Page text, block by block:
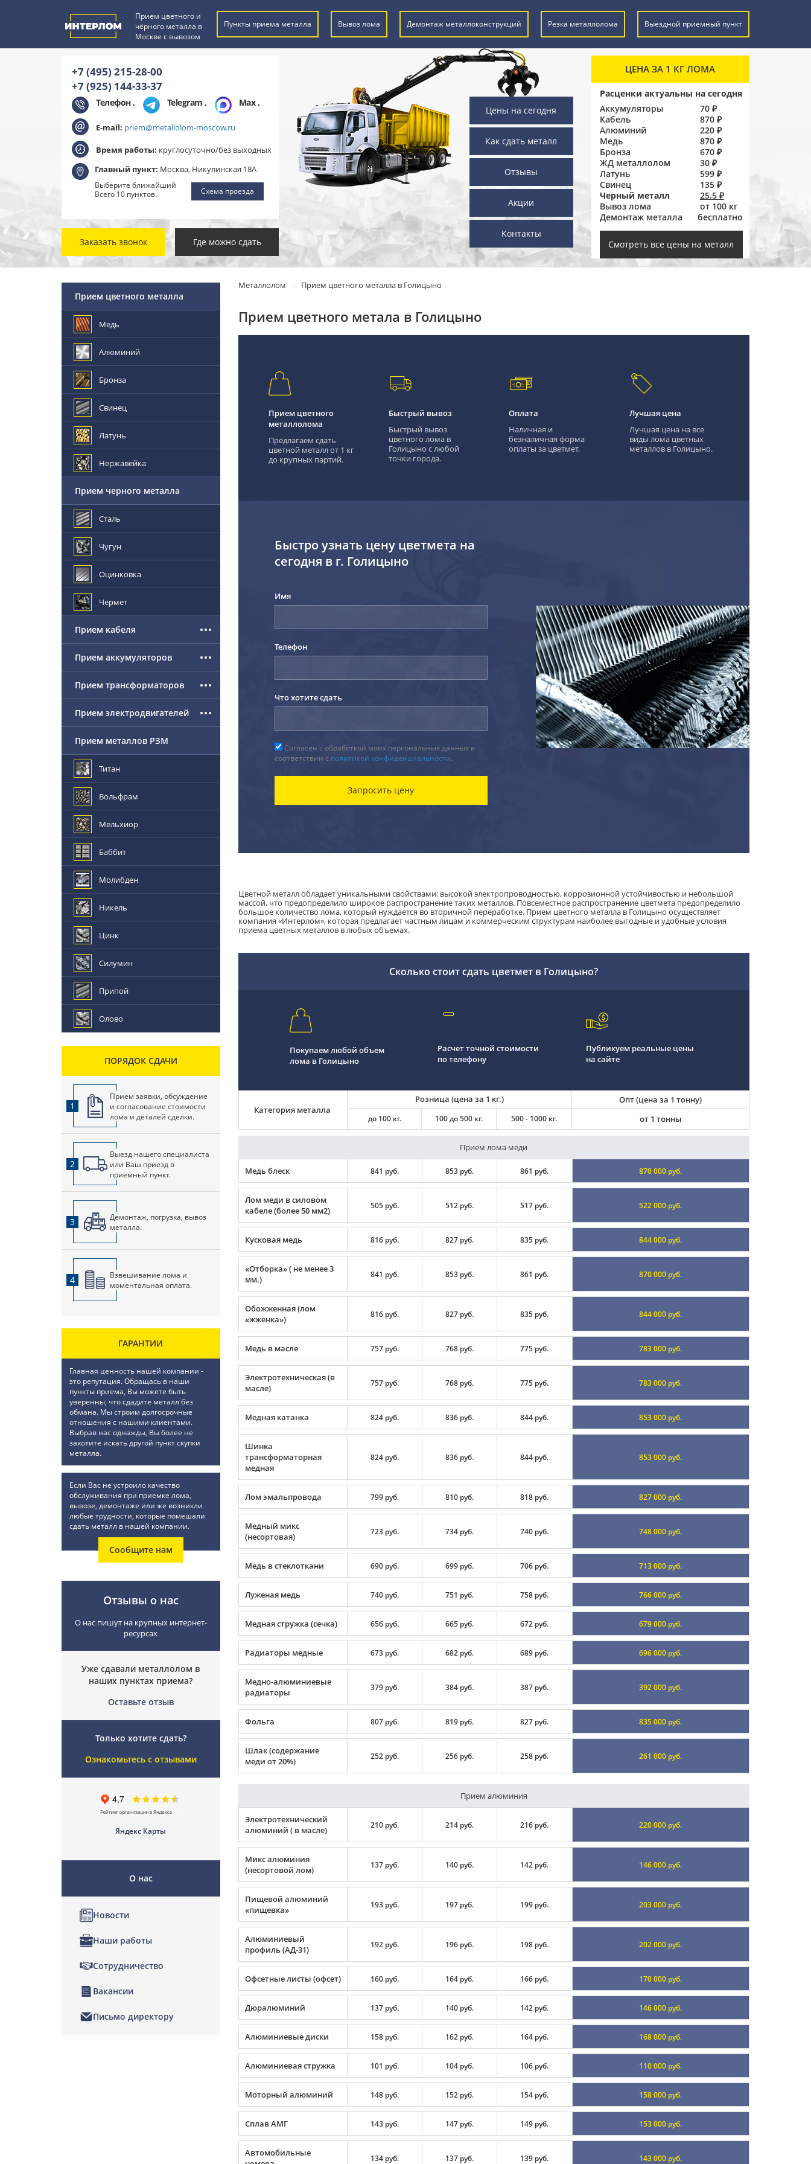
Прием цветного и
чёрного металла в
Москве с вывозом
Пункты приема металла Вывоз лома Демонтаж металлоконструкций Резка металлолома Выездной приемный пункт
+7 (495) 215-28-00
+7 (925) 144-33-37
Телефон , Telegram , Max,
E-mail: priem@metallolom-moscow.ru
Время работы: круглосуточно/без выходных
Главный пункт: Москва, Никулинская 18А
Выберите ближайший
Всего 10 пунктов.
Схема проезда
Заказать звонок Где можно сдать
ЦЕНА ЗА 1 КГ ЛОМА
Расценки актуальны на сегодня
Аккумуляторы
70 ₽
Кабель
870 ₽
Алюминий
220 ₽
Медь
870 ₽
Бронза
670 ₽
ЖД металлолом
30 ₽
Латунь
599 ₽
Свинец
135 ₽
Черный металл
25.5 ₽
Вывоз лома
от 100 кг
Демонтаж металла
бесплатно
Смотреть все цены на металл
Цены на сегодня
Как сдать металл
Отзывы
Акции
Контакты
Металлолом Прием цветного металла в Голицыно
Прием цветного метала в Голицыно
Прием цветного
металлолома
Предлагаем сдать
цветной металл от 1 кг
до крупных партий.
Быстрый вывоз
Быстрый вывоз
цветного лома в
Голицыно с любой
точки города.
Оплата
Наличная и
безналичная форма
оплаты за цветмет.
Лучшая цена
Лучшая цена на все
виды лома цветных
металлов в Голицыно.
Быстро узнать цену цветмета на
сегодня в г. Голицыно
Имя
Телефон
Что хотите сдать
Согласен с обработкой моих персональных данных в
соответствии с политикой конфиденциальности.
Цветной металл обладает уникальными свойствами: высокой электропроводностью, коррозионной устойчивостью и небольшой
массой, что предопределило широкое распространение таких металлов. Повсеместное распространение цветмета предопределило
большое количество лома, который нуждается во вторичной переработке. Прием цветного металла в Голицыно осуществляет
компания «Интерлом», которая предлагает частным лицам и коммерческим структурам наиболее выгодные и удобные условия
приема цветных металлов в любых объемах.
Сколько стоит сдать цветмет в Голицыно?
Покупаем любой объем
лома в Голицыно
Расчет точной стоимости
по телефону
Публикуем реальные цены
на сайте
Категория металла
Розница (цена за 1 кг.)
до 100 кг. 100 до 500 кг. 500 - 1000 кг.
Опт (цена за 1 тонну)
от 1 тонны
Прием лома меди
Медь блеск 841 руб. 853 руб. 861 руб. 870 000 руб.
Лом меди в силовом
кабеле (более 50 мм2)
505 руб. 512 руб. 517 руб. 522 000 руб.
Кусковая медь 816 руб. 827 руб. 835 руб. 844 000 руб.
«Отборка» ( не менее 3
мм.)
841 руб. 853 руб. 861 руб. 870 000 руб.
Обожженная (лом
«жженка»)
816 руб. 827 руб. 835 руб. 844 000 руб.
Медь в масле 757 руб. 768 руб. 775 руб. 783 000 руб.
Электротехническая (в
масле)
757 руб. 768 руб. 775 руб. 783 000 руб.
Медная катанка 824 руб. 836 руб. 844 руб. 853 000 руб.
Шинка
трансформаторная
медная
824 руб. 836 руб. 844 руб. 853 000 руб.
Лом эмальпровода 799 руб. 810 руб. 818 руб. 827 000 руб.
Медный микс
(несортовая)
723 руб. 734 руб. 740 руб. 748 000 руб.
Медь в стеклоткани 690 руб. 699 руб. 706 руб. 713 000 руб.
Луженая медь 740 руб. 751 руб. 758 руб. 766 000 руб.
Медная стружка (сечка) 656 руб. 665 руб. 672 руб. 679 000 руб.
Радиаторы медные 673 руб. 682 руб. 689 руб. 696 000 руб.
Медно-алюминиевые
радиаторы
379 руб. 384 руб. 387 руб. 392 000 руб.
Фольга 807 руб. 819 руб. 827 руб. 835 000 руб.
Шлак (содержание
меди от 20%)
252 руб. 256 руб. 258 руб. 261 000 руб.
Прием алюминия
Электротехнический
алюминий ( в масле)
210 руб. 214 руб. 216 руб. 220 000 руб.
Микс алюминия
(несортовой лом)
137 руб. 140 руб. 142 руб. 146 000 руб.
Пищевой алюминий
«пищевка»
193 руб. 197 руб. 199 руб. 203 000 руб.
Алюминиевый
профиль (АД-31)
192 руб. 196 руб. 198 руб. 202 000 руб.
Офсетные листы (офсет) 160 руб. 164 руб. 166 руб. 170 000 руб.
Дюралюминий 137 руб. 140 руб. 142 руб. 146 000 руб.
Алюминиевые диски 158 руб. 162 руб. 164 руб. 168 000 руб.
Алюминиевая стружка 101 руб. 104 руб. 106 руб. 110 000 руб.
Моторный алюминий 148 руб. 152 руб. 154 руб. 158 000 руб.
Сплав АМГ 143 руб. 147 руб. 149 руб. 153 000 руб.
Автомобильные
134 руб. 137 руб. 139 руб. 143 000 руб.
Прием цветного металла
Медь
Алюминий
Бронза
Свинец
Латунь
Нержавейка
Прием черного металла
Сталь
Чугун
Оцинковка
Чермет
Прием кабеля
Прием аккумуляторов
Прием трансформаторов
Прием электродвигателей
Прием металлов РЗМ
Титан
Вольфрам
Мельхиор
Баббит
Молибден
Никель
Цинк
Силумин
Припой
Олово
ПОРЯДОК СДАЧИ
1
Прием заявки, обсуждение
и согласование стоимости
лома и деталей сделки.
2
Выезд нашего специалиста
или Ваш приезд в
приемный пункт.
3
Демонтаж, погрузка, вывоз
металла.
4
Взвешивание лома и
моментальная оплата.
ГАРАНТИИ
Главная ценность нашей компании -
это репутация. Обращась в наши
пункты приема, Вы можете быть
уверенны, что сдадите металл без
обмана. Мы строим долгосрочные
отношения с нашими клиентами.
Выбрав нас однажды, Вы более не
захотите искать другой пункт скупки
металла.
Если Вас не устроило качество
обслуживания при приемке лома,
вывозе, демонтаже или же возникли
любые трудности, которые помешали
сдать металл в нашей компании.
Сообщите нам
Отзывы о нас
О нас пишут на крупных интернет-
ресурсах
Уже сдавали металлолом в
наших пунктах приема?
Оставьте отзыв
Только хотите сдать?
Ознакомьтесь с отзывами
Яндекс Карты
О нас
Новости
Наши работы
Сотрудничество
Вакансии
Письмо директору